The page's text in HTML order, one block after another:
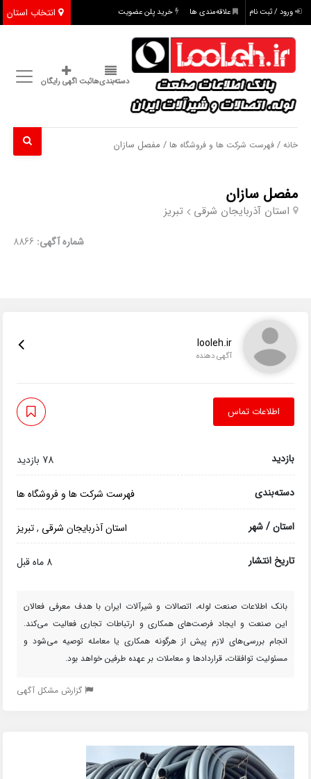
انتخاب استان ورود / ثبت نام علاقه‌مندی ها خرید پلن عضویت
دسته‌بندی‌هاثبت اگهی رایگان
خانه /فهرست شرکت ها و فروشگاه ها / مفصل سازان
مفصل سازان
استان آذربایجان شرقی تبریز
شماره آگهی: 8866
looleh.ir
آگهی دهنده
اطلاعات تماس
بازدید 78 بازدید
دسته‌بندی فهرست شرکت ها و فروشگاه ها
استان / شهر استان آذربایجان شرقی ,تبریز
تاریخ انتشار 8 ماه قبل
بانک اطلاعات صنعت لوله، اتصالات و شیرآلات ایران با هدف معرفی فعالان
این صنعت و ایجاد فرصت‌های همکاری و ارتباطات تجاری فعالیت می‌کند.
انجام بررسی‌های لازم پیش از هرگونه همکاری یا معامله توصیه می‌شود و
مسئولیت توافقات، قراردادها و معاملات بر عهده طرفین خواهد بود.
گزارش مشکل آگهی